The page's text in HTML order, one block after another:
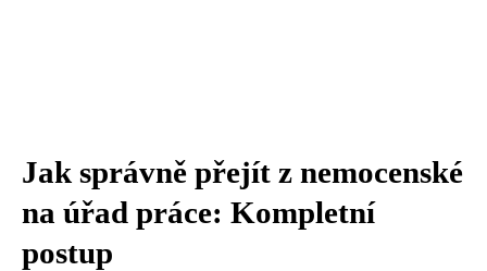
Jak správně přejít z nemocenské
na úřad práce: Kompletní
postup